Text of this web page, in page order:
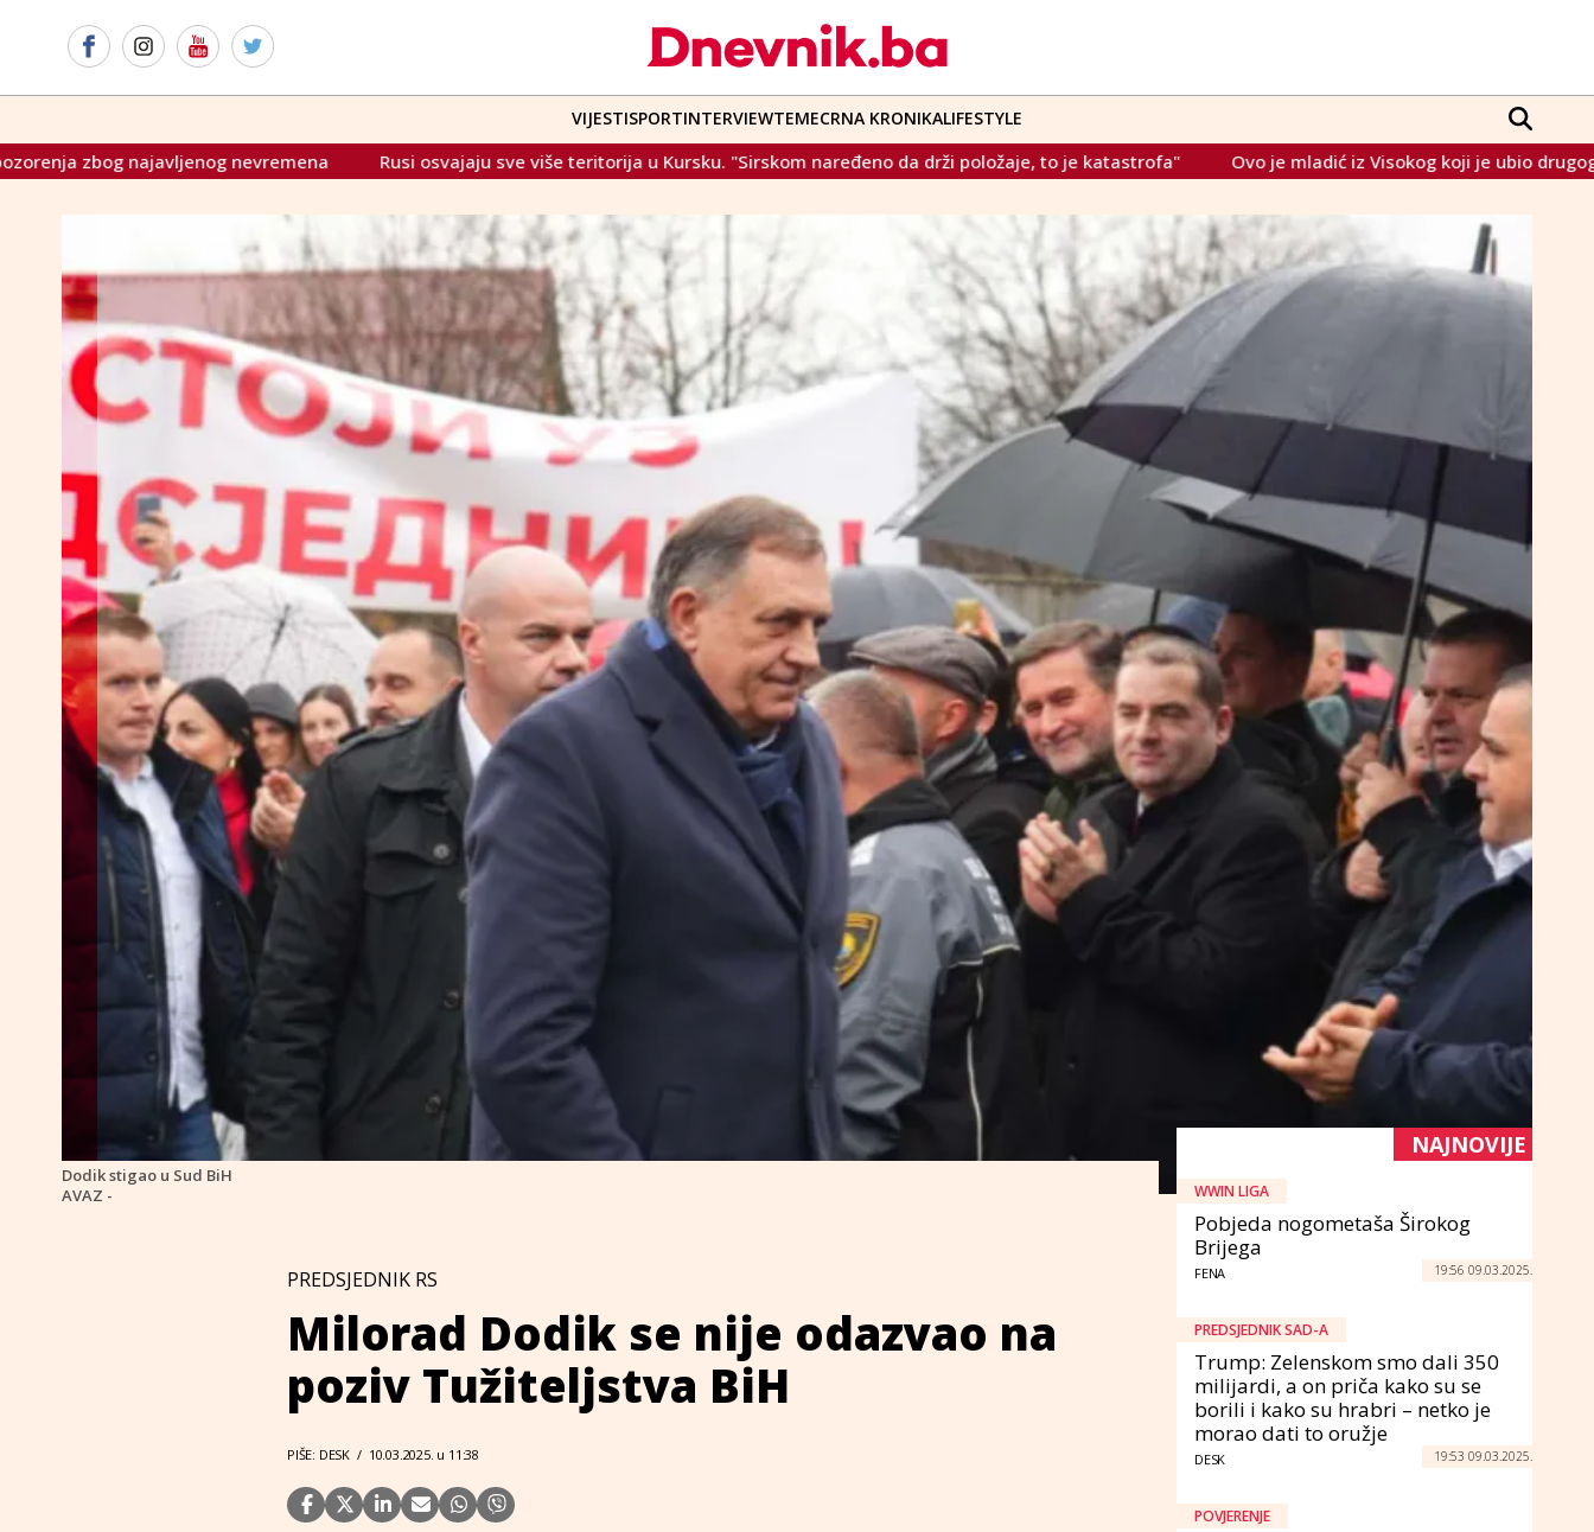
VIJESTISPORTINTERVIEWTEMECRNA KRONIKALIFESTYLE
nevremena Rusi osvajaju sve više teritorija u Kursku. "Sirskom naređeno da drži položaje, to je katastrofa" Ovo je mladić iz Visokog koji je ubio drugog iz Sarajeva:
Dodik stigao u Sud BiH
AVAZ -
PREDSJEDNIK RS
Milorad Dodik se nije odazvao na
poziv Tužiteljstva BiH
PIŠE: DESK / 10.03.2025. u 11:38
NAJNOVIJE
WWIN LIGA
Pobjeda nogometaša Širokog
Brijega
FENA 19:56 09.03.2025.
PREDSJEDNIK SAD-A
Trump: Zelenskom smo dali 350
milijardi, a on priča kako su se
borili i kako su hrabri – netko je
morao dati to oružje
DESK 19:53 09.03.2025.
POVJERENJE